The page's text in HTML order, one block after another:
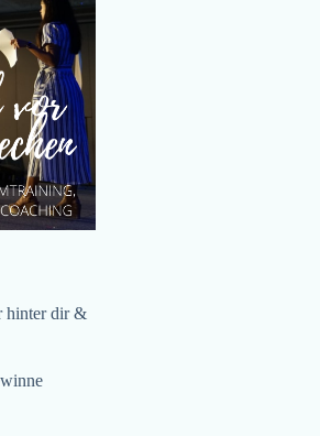
hinter dir &